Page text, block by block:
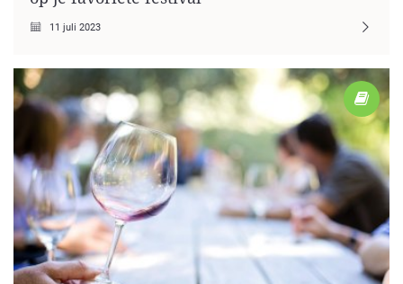
11 juli 2023